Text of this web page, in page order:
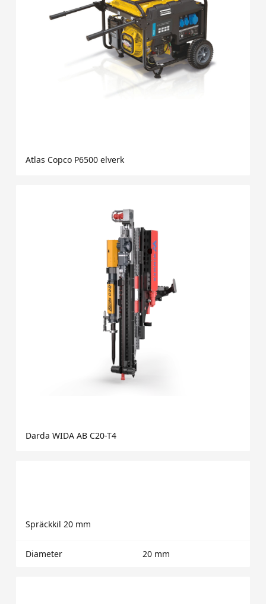
Atlas Copco P6500 elverk
Darda WIDA AB C20-T4
Spräckkil 20 mm
Diameter 20 mm